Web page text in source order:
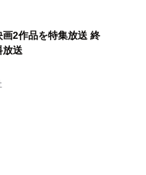
2作品を特集放送 終
放送